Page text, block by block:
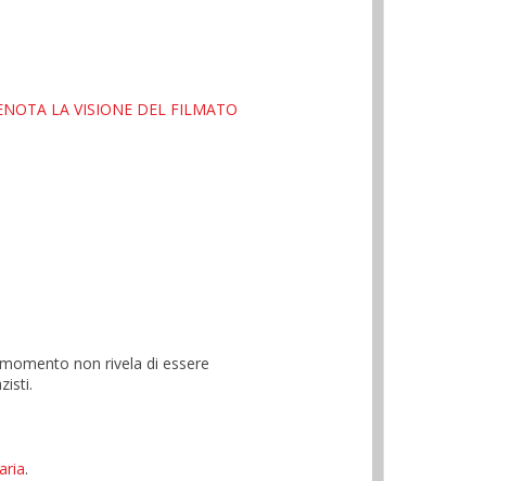
LA VISIONE DEL FILMATO
non rivela di essere
.